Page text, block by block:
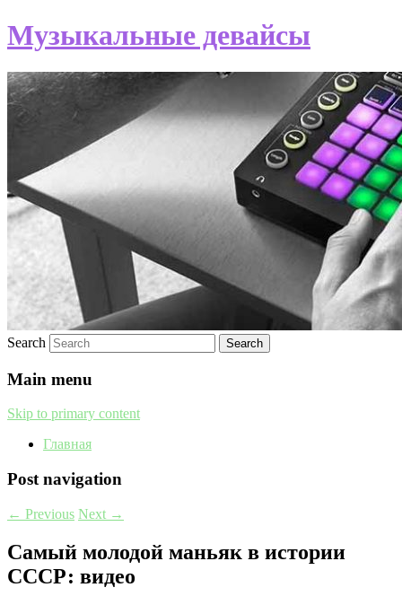
Музыкальные девайсы
Search
Main menu
Skip to primary content
Главная
Post navigation
← Previous Next →
Самый молодой маньяк в истории
СССР: видео